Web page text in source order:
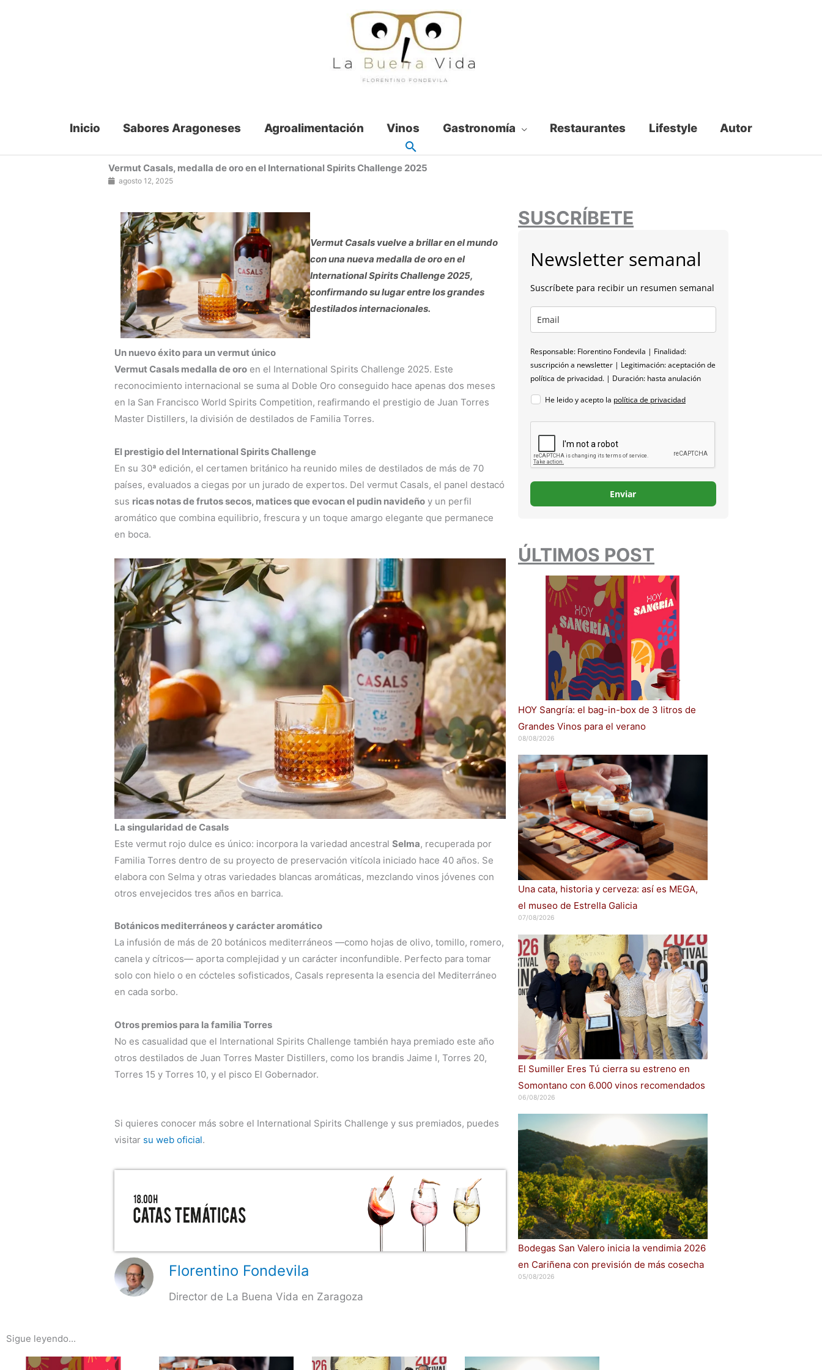
Inicio Sabores Aragoneses Agroalimentación Vinos Gastronomía Restaurantes Lifestyle Autor
Vermut Casals, medalla de oro en el International Spirits Challenge 2025
agosto 12, 2025
Vermut Casals vuelve a brillar en el mundo
con una nueva medalla de oro en el
International Spirits Challenge 2025,
confirmando su lugar entre los grandes
destilados internacionales.
Un nuevo éxito para un vermut único
Vermut Casals medalla de oro en el International Spirits Challenge 2025. Este
reconocimiento internacional se suma al Doble Oro conseguido hace apenas dos meses
en la San Francisco World Spirits Competition, reafirmando el prestigio de Juan Torres
Master Distillers, la división de destilados de Familia Torres.
El prestigio del International Spirits Challenge
En su 30ª edición, el certamen británico ha reunido miles de destilados de más de 70
países, evaluados a ciegas por un jurado de expertos. Del vermut Casals, el panel destacó
sus ricas notas de frutos secos, matices que evocan el pudin navideño y un perfil
aromático que combina equilibrio, frescura y un toque amargo elegante que permanece
en boca.
La singularidad de Casals
Este vermut rojo dulce es único: incorpora la variedad ancestral Selma, recuperada por
Familia Torres dentro de su proyecto de preservación vitícola iniciado hace 40 años. Se
elabora con Selma y otras variedades blancas aromáticas, mezclando vinos jóvenes con
otros envejecidos tres años en barrica.
Botánicos mediterráneos y carácter aromático
La infusión de más de 20 botánicos mediterráneos —como hojas de olivo, tomillo, romero,
canela y cítricos— aporta complejidad y un carácter inconfundible. Perfecto para tomar
solo con hielo o en cócteles sofisticados, Casals representa la esencia del Mediterráneo
en cada sorbo.
Otros premios para la familia Torres
No es casualidad que el International Spirits Challenge también haya premiado este año
otros destilados de Juan Torres Master Distillers, como los brandis Jaime I, Torres 20,
Torres 15 y Torres 10, y el pisco El Gobernador.
Si quieres conocer más sobre el International Spirits Challenge y sus premiados, puedes
visitar su web oficial.
Florentino Fondevila
Director de La Buena Vida en Zaragoza
SUSCRÍBETE
Newsletter semanal
Suscríbete para recibir un resumen semanal
Responsable: Florentino Fondevila | Finalidad:
suscripción a newsletter | Legitimación: aceptación de
política de privacidad. | Duración: hasta anulación
He leido y acepto la política de privacidad
Enviar
ÚLTIMOS POST
HOY Sangría: el bag-in-box de 3 litros de
Grandes Vinos para el verano
08/08/2026
Una cata, historia y cerveza: así es MEGA,
el museo de Estrella Galicia
07/08/2026
El Sumiller Eres Tú cierra su estreno en
Somontano con 6.000 vinos recomendados
06/08/2026
Bodegas San Valero inicia la vendimia 2026
en Cariñena con previsión de más cosecha
05/08/2026
Sigue leyendo...